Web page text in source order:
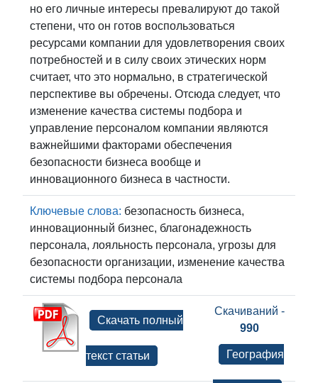
но его личные интересы превалируют до такой
степени, что он готов воспользоваться
ресурсами компании для удовлетворения своих
потребностей и в силу своих этических норм
считает, что это нормально, в стратегической
перспективе вы обречены. Отсюда следует, что
изменение качества системы подбора и
управление персоналом компании являются
важнейшими факторами обеспечения
безопасности бизнеса вообще и
инновационного бизнеса в частности.
Ключевые слова: безопасность бизнеса,
инновационный бизнес, благонадежность
персонала, лояльность персонала, угрозы для
безопасности организации, изменение качества
системы подбора персонала
Скачиваний -
990
География
Скачать полный
текст статьи